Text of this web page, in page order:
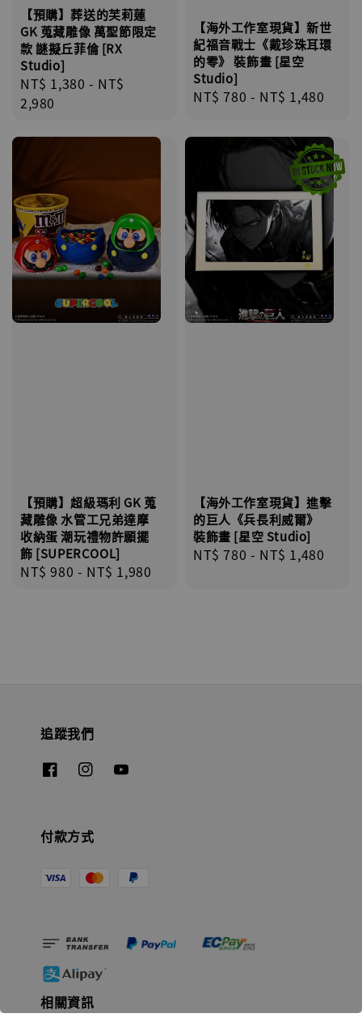
【預購】葬送的芙莉蓮
GK 蒐藏雕像 萬聖節限定
款 謎擬丘菲倫 [RX
Studio]
Regular
price
NT$ 1,380 - NT$
2,980
【海外工作室現貨】新世
紀福音戰士《戴珍珠耳環
的零》 裝飾畫 [星空
Studio]
Regular
NT$ 780 - NT$ 1,480
【預購】超級瑪利 GK 蒐
藏雕像 水管工兄弟達摩
收納蛋 潮玩禮物許願擺
飾 [SUPERCOOL]
Regular
NT$ 980 - NT$ 1,980
【海外工作室現貨】進擊
的巨人《兵長利威爾》
裝飾畫 [星空 Studio]
Regular
NT$ 780 - NT$ 1,480
追蹤我們
付款方式
相關資訊